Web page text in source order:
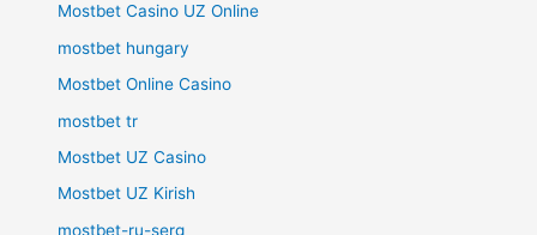
Mostbet Casino UZ Online
mostbet hungary
Mostbet Online Casino
mostbet tr
Mostbet UZ Casino
Mostbet UZ Kirish
mostbet-ru-serg